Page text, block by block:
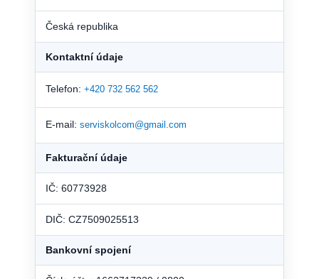
Česká republika
Kontaktní údaje
Telefon: +420 732 562 562
E-mail: serviskolcom@gmail.com
Fakturační údaje
IČ: 60773928
DIČ: CZ7509025513
Bankovní spojení